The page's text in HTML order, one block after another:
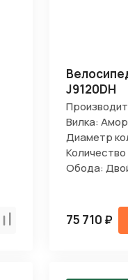
Сравнить
J9120DH
Вилка:
Диаметр
Обода:
75 710 ₽